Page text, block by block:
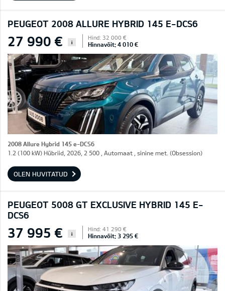
PEUGEOT 2008 ALLURE HYBRID 145 E-DCS6
27 990 € i
Hind: 32 000 €
Hinnavõit: 4 010 €
2008 Allure Hybrid 145 e-DCS6
1.2 (100 kW) Hübriid, 2026, 2 500 , Automaat , sinine met. (Obsession)
OLEN HUVITATUD
PEUGEOT 5008 GT EXCLUSIVE HYBRID 145 E-
DCS6
37 995 € i
Hind: 41 290 €
Hinnavõit: 3 295 €